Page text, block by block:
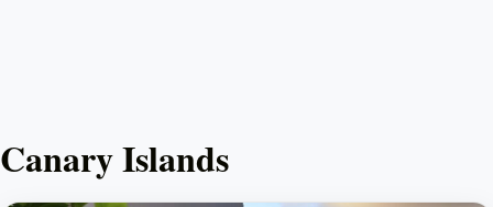
Canary Islands